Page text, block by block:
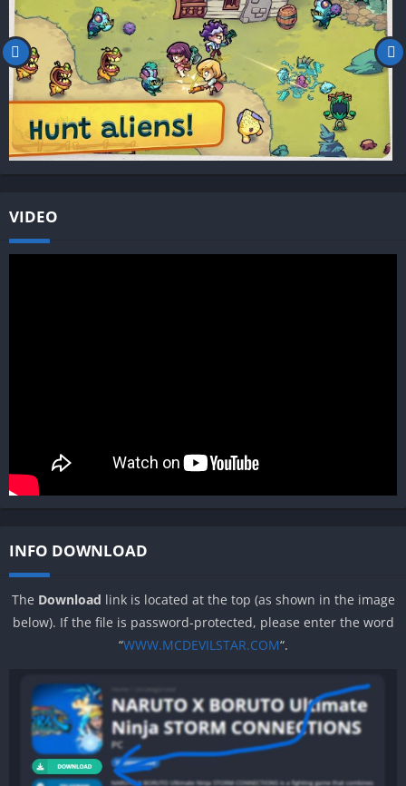
VIDEO
INFO DOWNLOAD
The Download link is located at the top (as shown in the image
below). If the file is password-protected, please enter the word
“WWW.MCDEVILSTAR.COM“.